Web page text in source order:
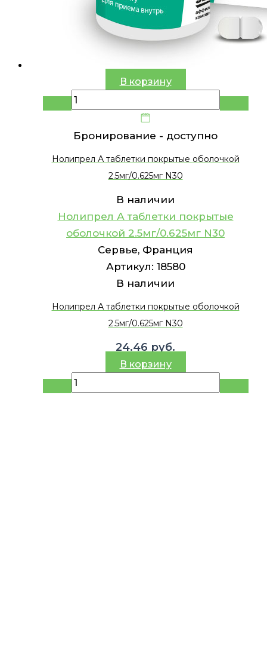
В корзину
Бронирование - доступно
Нолипрел А таблетки покрытые оболочкой
2.5мг/0.625мг N30
В наличии
Нолипрел А таблетки покрытые
оболочкой 2.5мг/0.625мг N30
Сервье, Франция
Артикул: 18580
В наличии
Нолипрел А таблетки покрытые оболочкой
2.5мг/0.625мг N30
24.46 руб.
В корзину